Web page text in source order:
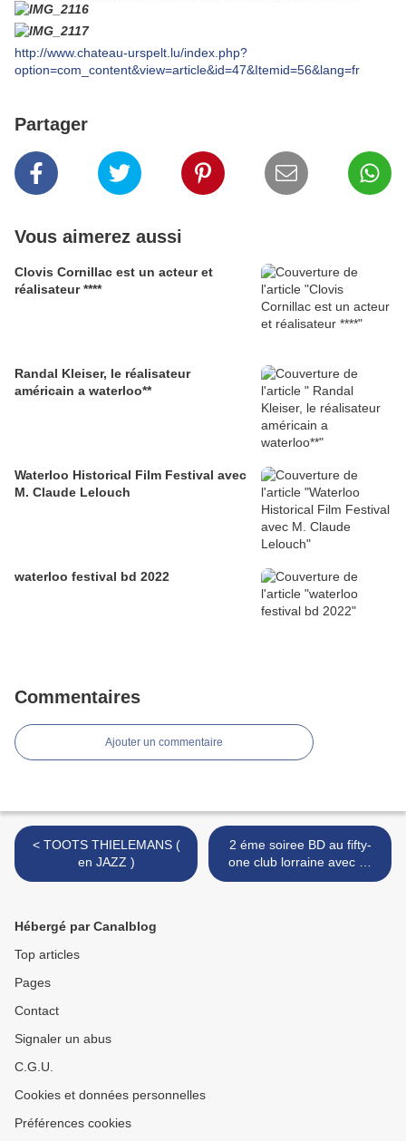
http://www.chateau-urspelt.lu/index.php?
option=com_content&view=article&id=47&Itemid=56&lang=fr
Partager
Vous aimerez aussi
Clovis Cornillac est un acteur et
réalisateur ****
Randal Kleiser, le réalisateur
américain a waterloo**
Waterloo Historical Film Festival avec
M. Claude Lelouch
waterloo festival bd 2022
Commentaires
Ajouter un commentaire
< TOOTS THIELEMANS (
en JAZZ )
2 éme soiree BD au fifty-
one club lorraine avec O,
grenson >
Hébergé par Canalblog
Top articles
Pages
Contact
Signaler un abus
C.G.U.
Cookies et données personnelles
Préférences cookies